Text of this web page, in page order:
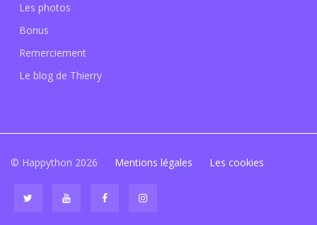
Les photos
Bonus
Remerciement
Le blog de Thierry
© Happython 2026 Mentions légales Les cookies